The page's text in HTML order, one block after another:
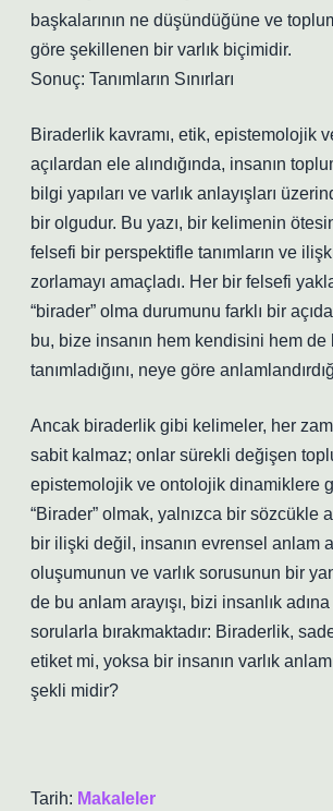
başkalarının ne düşündüğüne ve
göre şekillenen bir varlık biçimidir.
Sonuç: Tanımların Sınırları
Biraderlik kavramı, etik, epistemolojik
açılardan ele alındığında, insanın
bilgi yapıları ve varlık anlayışları
bir olgudur. Bu yazı, bir kelimenin
felsefi bir perspektifle tanımların ve
zorlamayı amaçladı. Her bir felsefi
“birader” olma durumunu farklı bir
bu, bize insanın hem kendisini hem de
tanımladığını, neye göre
Ancak biraderlik gibi kelimeler, her
sabit kalmaz; onlar sürekli değişen
epistemolojik ve ontolojik dinamiklere
“Birader” olmak, yalnızca bir sözcükle
bir ilişki değil, insanın evrensel anlam
oluşumunun ve varlık sorusunun bir
de bu anlam arayışı, bizi insanlık
sorularla bırakmaktadır: Biraderlik,
etiket mi, yoksa bir insanın varlık
şekli midir?
Tarih: Makaleler